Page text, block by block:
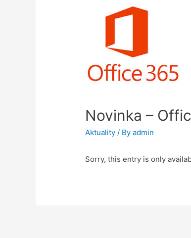
Novinka –
Aktuality / Byadmin
Sorry, this entry is only